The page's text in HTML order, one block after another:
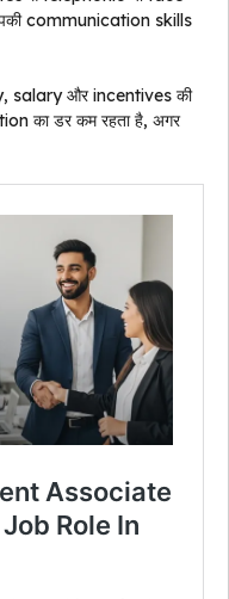
communication skills
salary और incentives की
का डर कम रहता है, अगर